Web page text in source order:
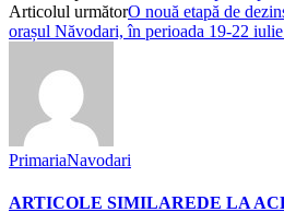
Articolul următorO nouă etapă de
orașul Năvodari, în perioada 19-22
PrimariaNavodari
ARTICOLE SIMILAREDE LA